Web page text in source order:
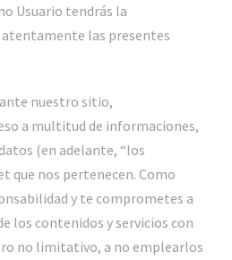
Usuario tendrás la
las presentes
nuestro sitio,
a multitud de informaciones,
(en adelante, “los
que nos pertenecen. Como
y te comprometes a
los contenidos y servicios con
no limitativo, a no emplearlos